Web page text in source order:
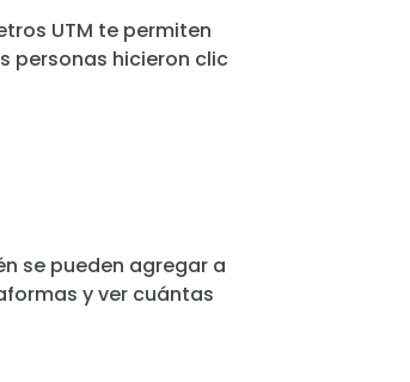
UTM te permiten
personas hicieron clic
se pueden agregar a
y ver cuántas